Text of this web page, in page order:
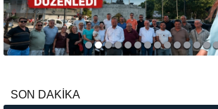
SON DAKİKA